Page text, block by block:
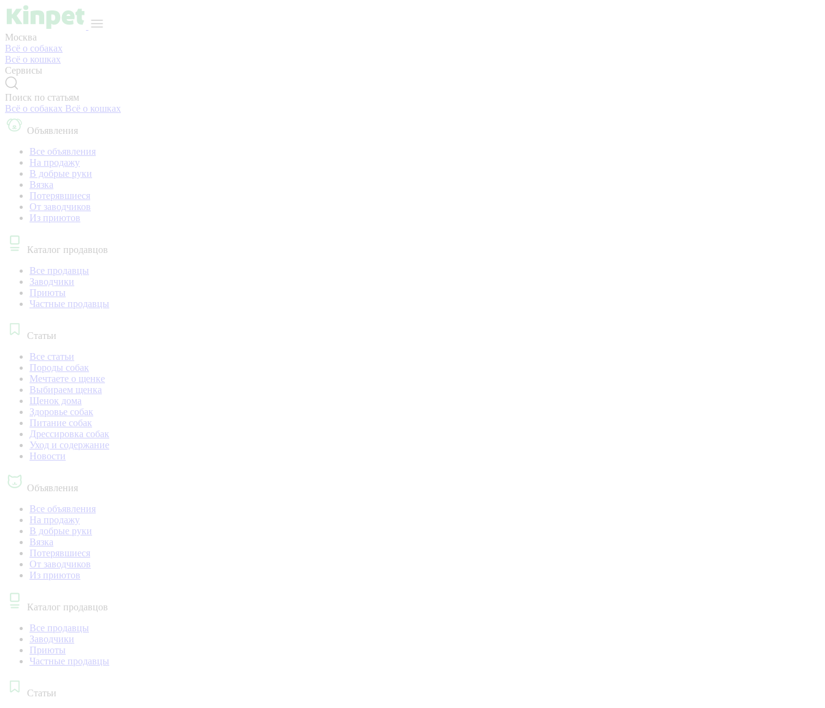
Москва
Всё о собаках
Всё о кошках
Сервисы
Поиск по статьям
Всё о собаках Всё о кошках
Объявления
Все объявления
На продажу
В добрые руки
Вязка
Потерявшиеся
От заводчиков
Из приютов
Каталог продавцов
Все продавцы
Заводчики
Приюты
Частные продавцы
Статьи
Все статьи
Породы собак
Мечтаете о щенке
Выбираем щенка
Щенок дома
Здоровье собак
Питание собак
Дрессировка собак
Уход и содержание
Новости
Объявления
Все объявления
На продажу
В добрые руки
Вязка
Потерявшиеся
От заводчиков
Из приютов
Каталог продавцов
Все продавцы
Заводчики
Приюты
Частные продавцы
Статьи